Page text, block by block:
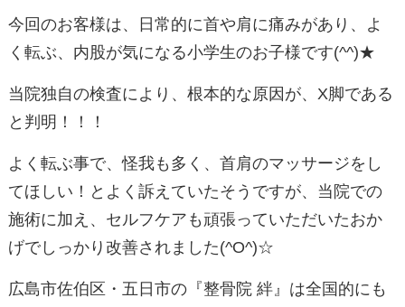
今回のお客様は、日常的に首や肩に痛みがあり、よ
く転ぶ、内股が気になる小学生のお子様です(^^)★
当院独自の検査により、根本的な原因が、X脚である
と判明！！！
よく転ぶ事で、怪我も多く、首肩のマッサージをし
てほしい！とよく訴えていたそうですが、当院での
施術に加え、セルフケアも頑張っていただいたおか
げでしっかり改善されました(^O^)☆
広島市佐伯区・五日市の『整骨院 絆』は全国的にも